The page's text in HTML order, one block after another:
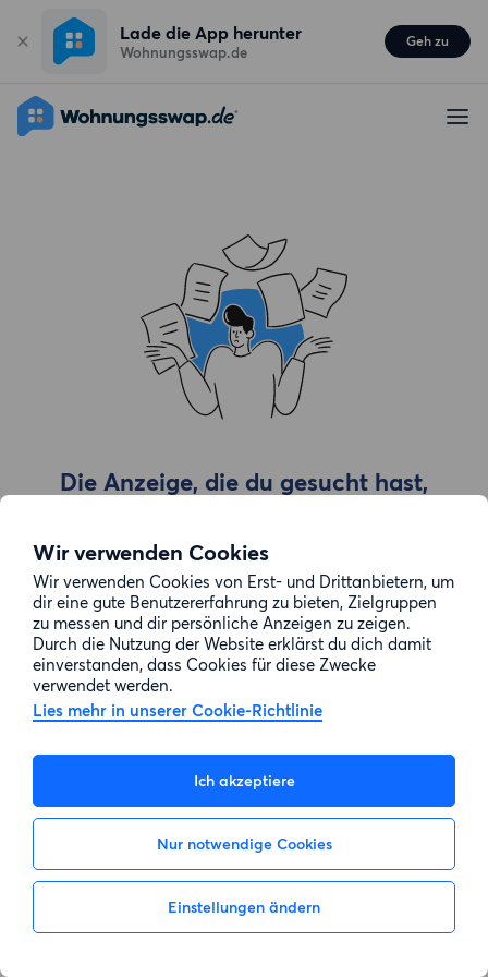
Wir verwenden Cookies
Wir verwenden Cookies von Erst- und Drittanbietern, um
dir eine gute Benutzererfahrung zu bieten, Zielgruppen
zu messen und dir persönliche Anzeigen zu zeigen.
Durch die Nutzung der Website erklärst du dich damit
einverstanden, dass Cookies für diese Zwecke
verwendet werden.
Lies mehr in unserer Cookie-Richtlinie
Ich akzeptiere
Nur notwendige Cookies
Einstellungen ändern
Lade die App herunter
Wohnungsswap.de
Geh zu
Die Anzeige, die du gesucht hast,
Zur Suche gehen